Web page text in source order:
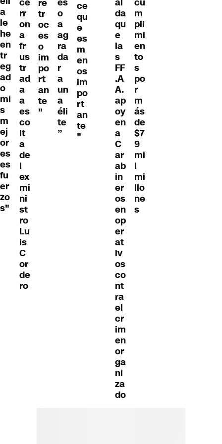
a
le
he
en
tr
eg
ad
o
mi
s
m
ej
or
es
es
fu
er
zo
s"
rr
on
a
fr
us
tr
ad
a
a
es
co
lt
a
de
l
ex
mi
ni
st
ro
Lu
is
C
or
de
ro
re
tr
oc
es
o
im
po
rt
an
te
"
o
a
ag
ra
da
r
a
un
a
éli
te
”
ce
qu
e
es
m
en
os
im
po
rt
an
te
"
da
qu
e
la
s
FF
.A
A.
ap
oy
en
a
C
ar
ab
in
er
os
en
op
er
at
iv
os
co
nt
ra
el
cr
im
en
or
ga
ni
za
do
m
pli
mi
en
to
s
po
r
m
ás
de
$7
9
mi
l
mi
llo
ne
s